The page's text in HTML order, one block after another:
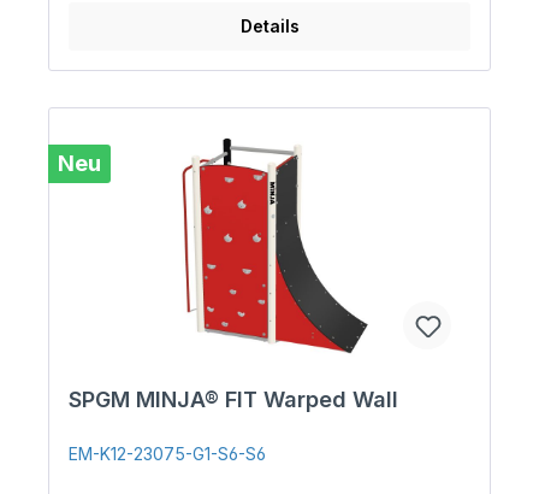
Details
Neu
SPGM MINJA® FIT Warped Wall
EM-K12-23075-G1-S6-S6